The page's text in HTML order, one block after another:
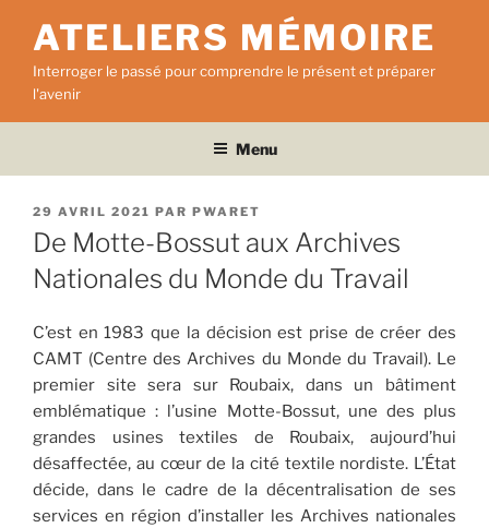
contenu
principal
ATELIERS MÉMOIRE
Interroger le passé pour comprendre le présent et préparer
l'avenir
Menu
PUBLIÉ
LE
29 AVRIL 2021 PAR PWARET
De Motte-Bossut aux Archives
Nationales du Monde du Travail
C’est en 1983 que la décision est prise de créer des
CAMT (Centre des Archives du Monde du Travail). Le
premier site sera sur Roubaix, dans un bâtiment
emblématique : l’usine Motte-Bossut, une des plus
grandes usines textiles de Roubaix, aujourd’hui
désaffectée, au cœur de la cité textile nordiste. L’État
décide, dans le cadre de la décentralisation de ses
services en région d’installer les Archives nationales